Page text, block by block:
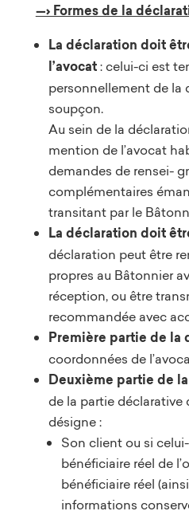
—› Formes de la
La déclaration doit
l’avocat: celui-ci est
personnellement de la
soupçon.
Au sein de la
mention de l’avocat
demandes de rensei-
complémentaires
transitant par le
La déclaration doit
déclaration peut être
propres au Bâtonnier
réception, ou être
recommandée avec
Première partie de la
coordonnées de
Deuxième partie de
de la partie déclarative
désigne :
Son client ou si
bénéficiaire réel de
bénéficiaire réel
informations